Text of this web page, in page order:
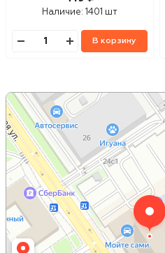
Наличие: 1401 шт
В корзину